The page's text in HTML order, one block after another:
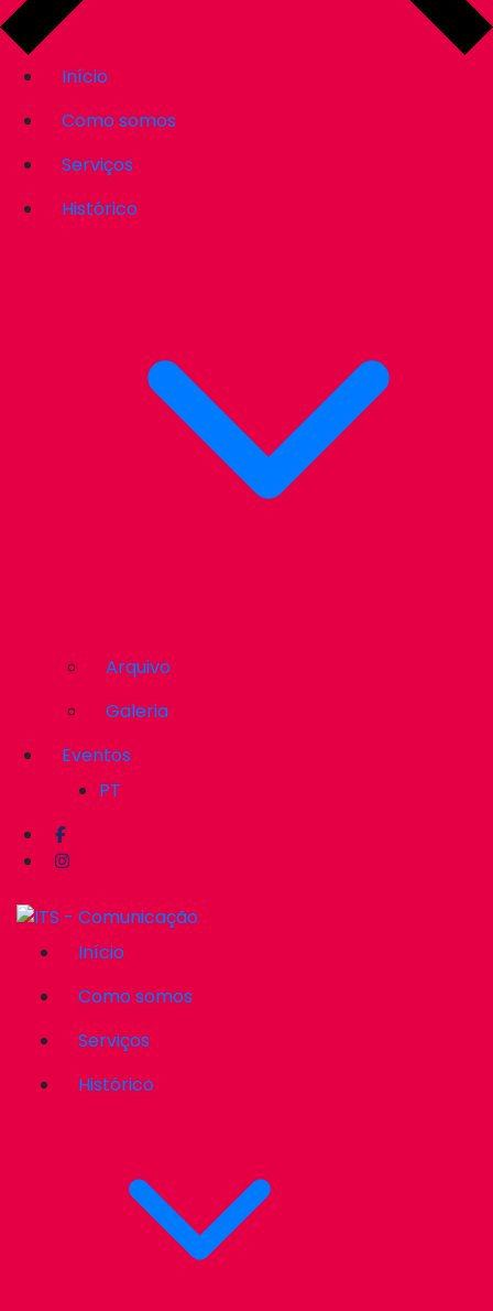
Início
Como somos
Serviços
Histórico
Arquivo
Galeria
Eventos
PT
Início
Como somos
Serviços
Histórico